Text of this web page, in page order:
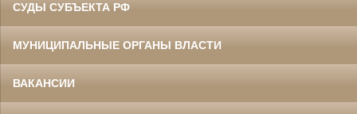
СУДЫ СУБЪЕКТА РФ
МУНИЦИПАЛЬНЫЕ ОРГАНЫ ВЛАСТИ
ВАКАНСИИ